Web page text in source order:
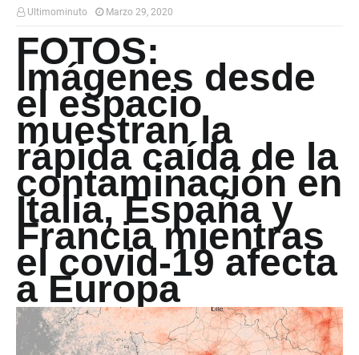
Ultimominuto Marzo 29, 2020
FOTOS:
Imágenes desde
el espacio
muestran la
rápida caída de la
contaminación en
Italia, España y
Francia mientras
el covid-19 afecta
a Europa